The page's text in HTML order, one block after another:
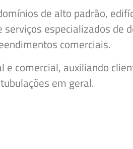
de alto padrão,
especializados de
comerciais.
comercial, auxiliando
em geral.